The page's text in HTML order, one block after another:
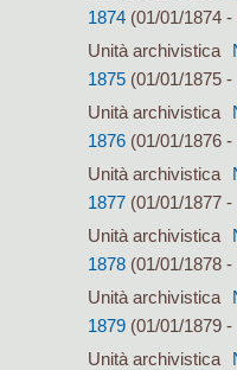
1874 (01/01/1874 -
Unità archivistica
1875 (01/01/1875
Unità archivistica
1876 (01/01/1876
Unità archivistica
1877 (01/01/1877
Unità archivistica
1878 (01/01/1878
Unità archivistica
1879 (01/01/1879
Unità archivistica